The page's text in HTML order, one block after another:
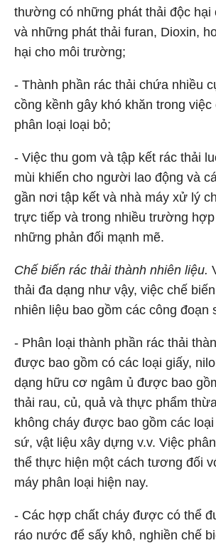
thường có những phát thải độc hại
và những phát thải furan, Dioxin,
hại cho môi trường;
- Thành phần rác thải chứa nhiều
cồng kềnh gây khó khăn trong
phân loại loại bỏ;
- Việc thu gom và tập kết rác thải
mùi khiến cho người lao động và
gần nơi tập kết và nhà máy xử lý
trực tiếp và trong nhiều trường
những phản đối mạnh mẽ.
Chế biến rác thải thành nhiên liệu.
thải đa dạng như vậy, việc chế
nhiên liệu bao gồm các công đoạn
- Phân loại thành phần rác thải
được bao gồm có các loại giấy,
dạng hữu cơ ngâm ủ được bao
thải rau, củ, quả và thực phẩm
không cháy được bao gồm các
sứ, vật liệu xây dựng v.v. Việc
thể thực hiện một cách tương đối
máy phân loại hiện nay.
- Các hợp chất cháy được có thể
ráo nước để sấy khô, nghiền chế